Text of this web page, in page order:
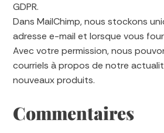
GDPR.
Dans MailChimp, nous stockons
adresse e-mail et lorsque vous
Avec votre permission, nous
courriels à propos de notre
nouveaux produits.
Commentaires